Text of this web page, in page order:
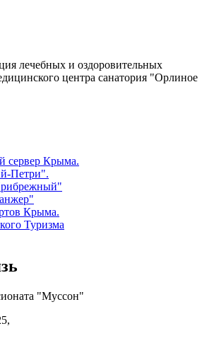
лечебных и оздоровительных
центра санатория "Орлиное
сервер Крыма.
Петри".
Крыма.
Туризма
"Муссон"